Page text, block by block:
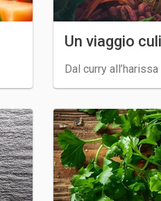
Un viaggio
Dal curry all’harissa